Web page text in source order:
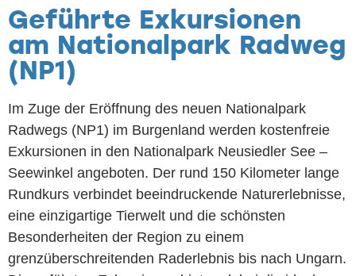
Geführte Exkursionen
am Nationalpark Radweg
(NP1)
Im Zuge der Eröffnung des neuen Nationalpark
Radwegs (NP1) im Burgenland werden kostenfreie
Exkursionen in den Nationalpark Neusiedler See –
Seewinkel angeboten. Der rund 150 Kilometer lange
Rundkurs verbindet beeindruckende Naturerlebnisse,
eine einzigartige Tierwelt und die schönsten
Besonderheiten der Region zu einem
grenzüberschreitenden Raderlebnis bis nach Ungarn.